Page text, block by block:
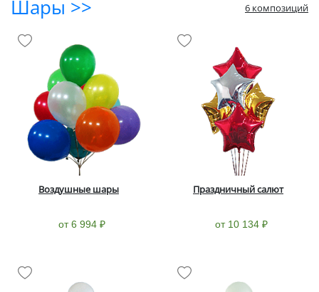
Шары >> 6 композиций
Воздушные шары
от 6 994 ₽
Праздничный салют
от 10 134 ₽